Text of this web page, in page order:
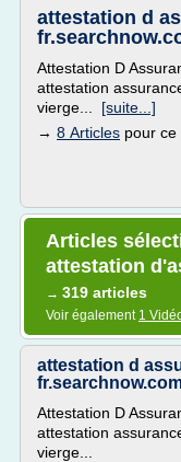
attestation d
Attestation D
attestation
vierge... [suite...]
→ 8 Articles pour ce
Articles
attestation
→ 319 articles
Voir également 1
attestation d
Attestation D
attestation
vierge...